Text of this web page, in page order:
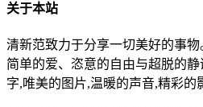
关于本站
清新范致力于分享一切美好的事
简单的爱、恣意的自由与超脱的
字,唯美的图片,温暖的声音,精彩的